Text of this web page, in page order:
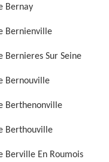
Bernay
Bernienville
Bernieres Sur Seine
Bernouville
Berthenonville
Berthouville
Berville En Roumois